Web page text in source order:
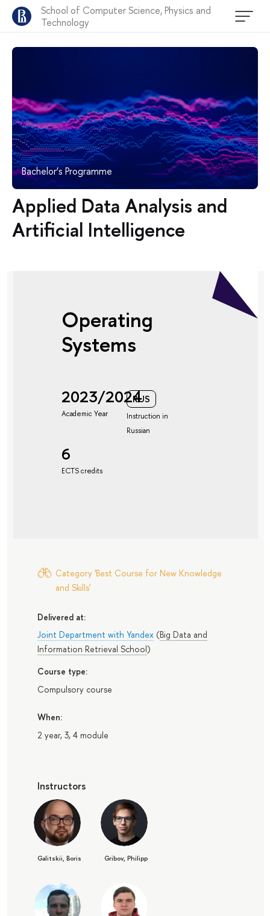
School of Computer Science, Physics and
Technology
Bachelor’s Programme
Applied Data Analysis and
Artificial Intelligence
Operating
Systems
2023/2024
Academic Year
RUS
Instruction in
Russian
6
ECTS credits
Category 'Best Course for New Knowledge
and Skills'
Delivered at:
Joint Department with Yandex(Big Data and
Information Retrieval School)
Course type:
Compulsory course
When:
2 year, 3, 4 module
Instructors
Galitskii, Boris Gribov, Philipp